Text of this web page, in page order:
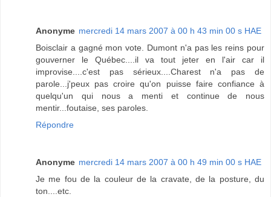
Anonyme mercredi 14 mars 2007 à 00 h 43 min 00 s HAE
Boisclair a gagné mon vote. Dumont n'a pas les reins pour
gouverner le Québec....il va tout jeter en l'air car il
improvise....c'est pas sérieux....Charest n'a pas de
parole...j'peux pas croire qu'on puisse faire confiance à
quelqu'un qui nous a menti et continue de nous
mentir...foutaise, ses paroles.
Répondre
Anonyme mercredi 14 mars 2007 à 00 h 49 min 00 s HAE
Je me fou de la couleur de la cravate, de la posture, du
ton....etc.